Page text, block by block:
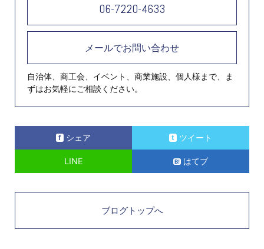
06-7220-4633
メールでお問い合わせ
自治体、商工会、イベント、商業施設、個人様まで、ま
ずはお気軽にご相談ください。
シェア ツイート
LINE はてブ
ブログトップへ